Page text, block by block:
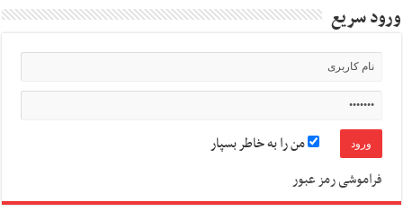
ورود سریع
من را به خاطر بسپار
فراموشی رمز عبور